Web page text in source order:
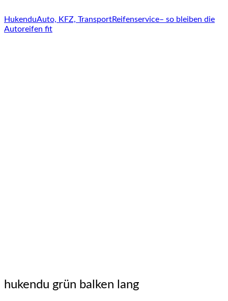
HukenduAuto, KFZ, TransportReifenservice– so bleiben die
Autoreifen fit
hukendu grün balken lang